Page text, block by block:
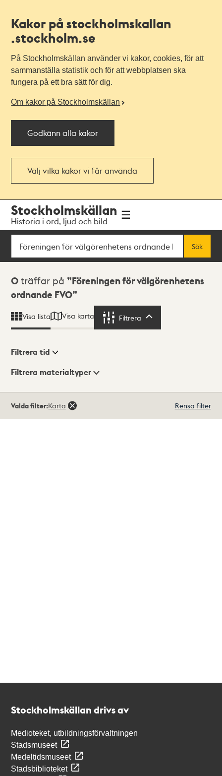
Kakor på stockholmskallan
.stockholm.se
På Stockholmskällan använder vi kakor, cookies, för att
sammanställa statistik och för att webbplatsen ska
fungera på ett bra sätt för dig.
Om kakor på Stockholmskällan
Godkänn alla kakor
Välj vilka kakor vi får använda
navigationen
huvudinnehållet
Stockholmskällan
Historia i ord, ljud och bild
Sök
Sök
Sökresultat
0 träffar på
Föreningen för välgörenhetens
ordnande FVO
Visa lista Visa karta Filtrera
Visningsläge
Filtrera tid
Filtrera materialtyper
träffar
Valda filter:Karta Rensa filter
Stockholmskällan drivs av
Medioteket, utbildningsförvaltningen
Stadsmuseet
Medeltidsmuseet
Stadsbiblioteket